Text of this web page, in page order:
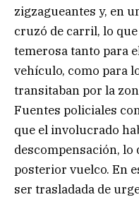
zigzagueantes y, en
cruzó de carril, lo
temerosa tanto para
vehículo, como para
transitaban por la
Fuentes policiales
que el involucrado
descompensación, lo
posterior vuelco. En
ser trasladada de